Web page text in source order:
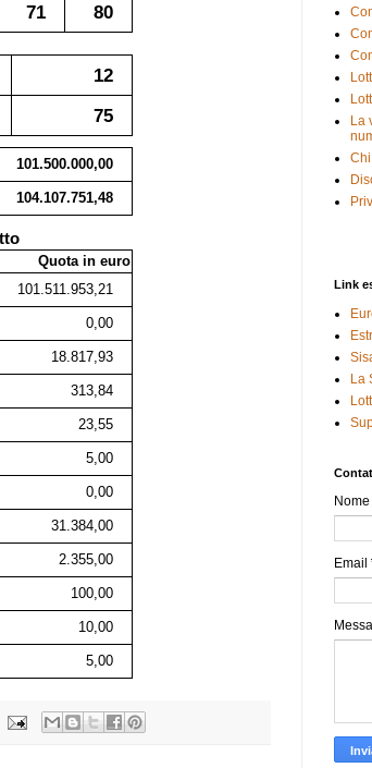
71 80
12
75
101.500.000,00
104.107.751,48
Quota in euro
101.511.953,21
0,00
18.817,93
313,84
23,55
5,00
0,00
31.384,00
2.355,00
100,00
10,00
5,00
La
Link
La
Nome
Email